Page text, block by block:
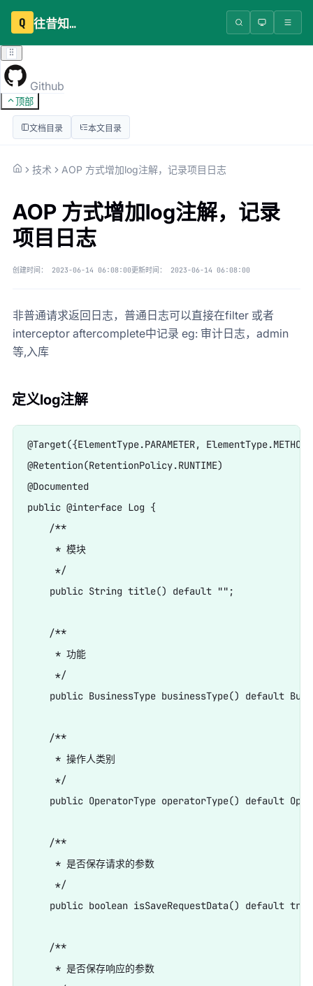
Q 往昔知识库
Github
顶部
文档目录 本文目录
技术 AOP 方式增加log注解，记录项目日志
AOP 方式增加log注解，记录
项目日志
创建时间： 2023-06-14 06:08:00更新时间： 2023-06-14 06:08:00
非普通请求返回日志，普通日志可以直接在filter 或者
interceptor aftercomplete中记录 eg: 审计日志，admin
等,入库
定义log注解
@Target({ElementType.PARAMETER,
@Retention(RetentionPolicy.RUNTIME)
@Documented
public @interface Log {
    /**
     * 模块
     */
    public String title() default "";
    /**
     * 功能
     */
public BusinessType businessType() default
    /**
     * 操作人类别
     */
public OperatorType operatorType() default
    /**
     * 是否保存请求的参数
     */
public boolean isSaveRequestData() default
    /**
     * 是否保存响应的参数